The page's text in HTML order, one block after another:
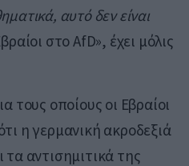
αυτό δεν είναι
στο AfD», έχει μόλις
τους οποίους οι Εβραίοι
η γερμανική ακροδεξιά
τα αντισημιτικά της